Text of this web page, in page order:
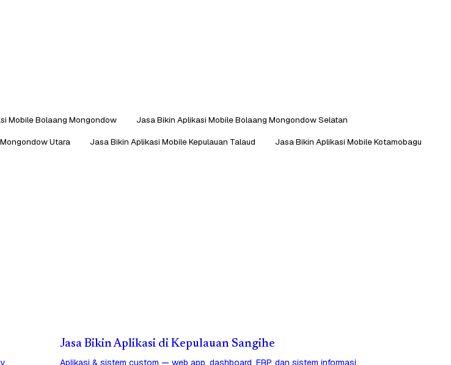
Mobile Bolaang Mongondow
Jasa Bikin Aplikasi Mobile Bolaang Mongondow Selatan
Utara Jasa Bikin Aplikasi Mobile Kepulauan Talaud Jasa Bikin Aplikasi Mobile Kotamobagu
Jasa Bikin Aplikasi di Kepulauan Sangihe
Aplikasi & sistem custom — web app, dashboard, ERP, dan sistem informasi.